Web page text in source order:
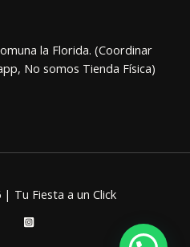
la Florida. (Coordinar
No somos Tienda Física)
Tu Fiesta a un Click